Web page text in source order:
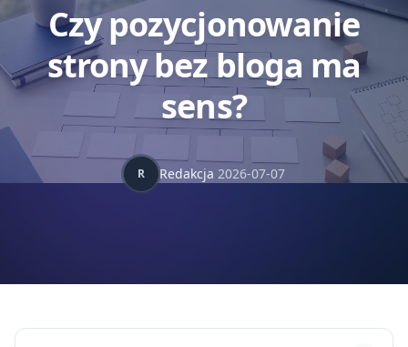
Czy pozycjonowanie
strony bez bloga ma
sens?
R Redakcja 2026-07-07